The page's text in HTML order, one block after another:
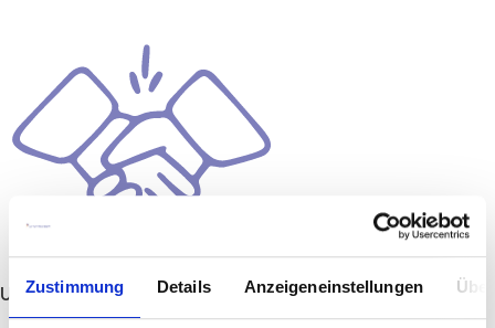
Zustimmung Details Anzeigeneinstellungen
Unbefristet